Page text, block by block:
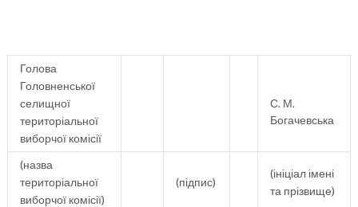
Голова
Головненської
селищної
територіальної
виборчої комісії
С. М.
Богачевська
(назва
територіальної
виборчої комісії)
(підпис)
(ініціал імені
та прізвище)